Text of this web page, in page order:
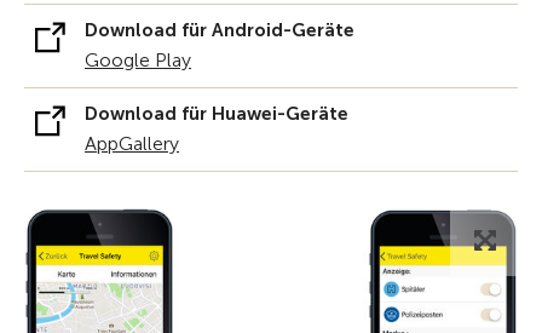
Download für Android-Geräte
Google Play
Download für Huawei-Geräte
AppGallery